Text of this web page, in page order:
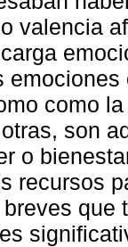
valencia
como
son
o
recursos
que